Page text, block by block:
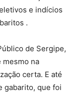
e indícios
.
de Sergipe,
mesmo na
certa. E até
gabarito, que foi